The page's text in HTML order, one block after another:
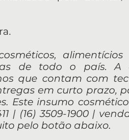
de todo o país. A
que contam com
em curto prazo,
Este insumo
| (16) 3509-1900 |
pelo botão abaixo.